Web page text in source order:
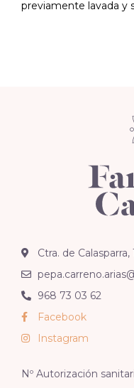
previamente lavada y
Ctra. de
968 73 03 62
Facebook
Instagram
Nº Autorización